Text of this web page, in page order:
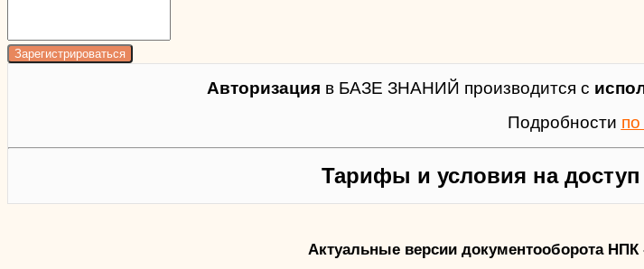
Авторизация в БАЗЕ ЗНАНИЙ производится с
Подробности
Тарифы и условия на
Актуальные версии документооборота